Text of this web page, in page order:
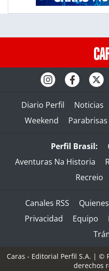
Diario Perfil Noticias
Weekend
Parabrisas
Perfil Brasil:
Aventuras Na Historia
Recreio
Canales RSS
Privacidad
Equipo
Caras - Editorial Perfil S.A. | ©
derechos